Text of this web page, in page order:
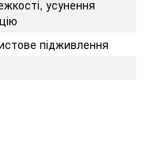
усунення
підживлення